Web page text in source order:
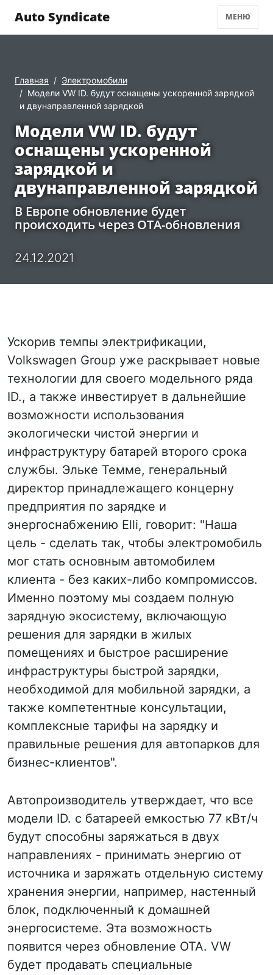
Auto Syndicate МЕНЮ
Главная
Электромобили
Модели VW ID. будут оснащены ускоренной зарядкой
и двунаправленной зарядкой
Модели VW ID. будут
оснащены ускоренной
зарядкой и
двунаправленной зарядкой
В Европе обновление будет
происходить через OTA-обновления
24.12.2021
Ускорив темпы электрификации,
Volkswagen Group уже раскрывает новые
технологии для своего модельного ряда
ID., а также инвестирует в дальнейшие
возможности использования
экологически чистой энергии и
инфраструктуру батарей второго срока
службы. Эльке Темме, генеральный
директор принадлежащего концерну
предприятия по зарядке и
энергоснабжению Elli, говорит: "Наша
цель - сделать так, чтобы электромобиль
мог стать основным автомобилем
клиента - без каких-либо компромиссов.
Именно поэтому мы создаем полную
зарядную экосистему, включающую
решения для зарядки в жилых
помещениях и быстрое расширение
инфраструктуры быстрой зарядки,
необходимой для мобильной зарядки, а
также компетентные консультации,
комплексные тарифы на зарядку и
правильные решения для автопарков для
бизнес-клиентов".
Автопроизводитель утверждает, что все
модели ID. с батареей емкостью 77 кВт/ч
будут способны заряжаться в двух
направлениях - принимать энергию от
источника и заряжать отдельную систему
хранения энергии, например, настенный
блок, подключенный к домашней
энергосистеме. Эта возможность
появится через обновление OTA. VW
будет продавать специальные